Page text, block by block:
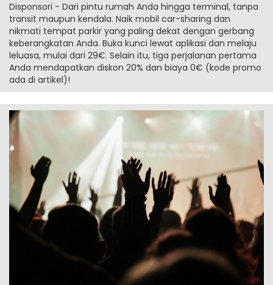
Disponsori - Dari pintu rumah Anda hingga terminal, tanpa
transit maupun kendala. Naik mobil car-sharing dan
nikmati tempat parkir yang paling dekat dengan gerbang
keberangkatan Anda. Buka kunci lewat aplikasi dan melaju
leluasa, mulai dari 29€. Selain itu, tiga perjalanan pertama
Anda mendapatkan diskon 20% dan biaya 0€ (kode promo
ada di artikel)!